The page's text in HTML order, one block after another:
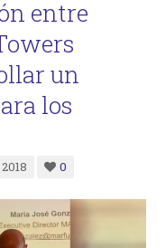
entre
un
los
0